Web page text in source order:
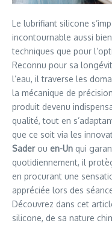
Le lubrifiant silicone
incontournable aussi
techniques que pour
Reconnu pour sa
l’eau, il traverse les
la mécanique de
produit devenu
qualité, tout en
que ce soit via les
Saderou en-Un qui
quotidiennement, il
en procurant une
appréciée lors des
Découvrez dans cet
silicone, de sa nature